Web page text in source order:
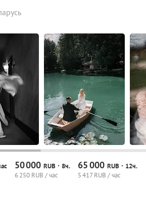
50000RUB ·8ч.
6250 RUB / час
65000RUB · 12ч.
5417 RUB / час